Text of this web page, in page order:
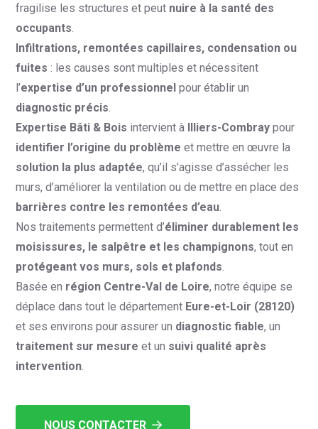
fragilise les structures et peut nuire à la santé des
occupants
Infiltrations, remontées capillaires, condensation ou
fuites : les causes sont multiples et nécessitent
l’expertise d’un professionnel pour établir un
diagnostic précis
Expertise Bâti & Bois intervient à Illiers-Combray pour
identifier l’origine du problème et mettre en œuvre la
solution la plus adaptée, qu’il s’agisse d’assécher les
murs, d’améliorer la ventilation ou de mettre en place des
barrières contre les remontées d’eau
Nos traitements permettent d’éliminer durablement les
moisissures, le salpêtre et les champignons, tout en
protégeant vos murs, sols et plafonds
Basée en région Centre-Val de Loire, notre équipe se
déplace dans tout le département Eure-et-Loir (28120)
et ses environs pour assurer un diagnostic fiable, un
traitement sur mesure et un suivi qualité après
intervention
NOUS CONTACTER